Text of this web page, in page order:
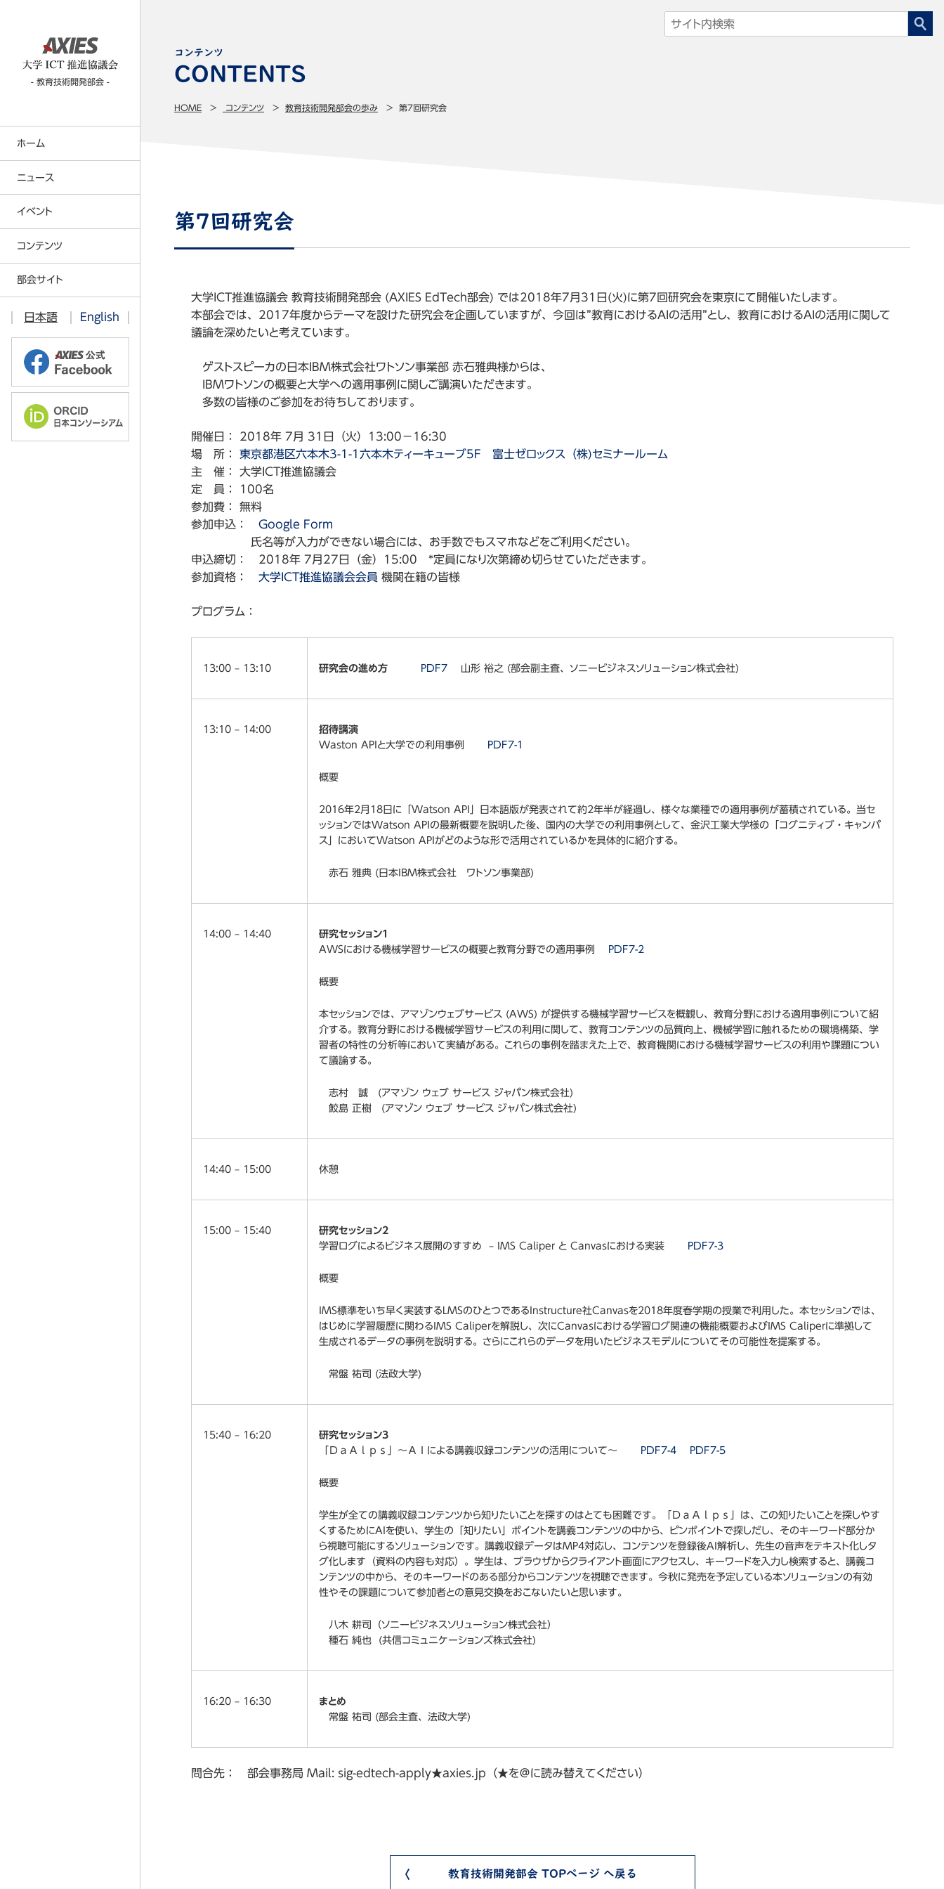
- 教育技術開発部会 -
ホーム
ニュース
2026年
イベント
2025年
2023年
2022年
2020年
コンテンツ
部会サイト
ITベンチマーキング部会
情報教育部会
学術・教育コンテンツ 共有流通部会
ソフトウェアライセンス部会
認証基盤部会
ICT利活用調査部会
教育技術開発部会
高品質・セキュリティICT部会
研究データマネジメント部会
日本語 English
コンテンツ
HOME コンテンツ 教育技術開発部会の歩み 第7回研究会
第7回研究会
大学ICT推進協議会 教育技術開発部会 (AXIES EdTech部会) では2018年7月31日(火)に第7回研究会を東京にて開催いたします。
本部会では、2017年度からテーマを設けた研究会を企画していますが、今回は”教育におけるAIの活用”とし、教育におけるAIの活用に関して
議論を深めたいと考えています。
ゲストスピーカの日本IBM株式会社ワトソン事業部 赤石雅典様からは、
IBMワトソンの概要と大学への適用事例に関しご講演いただきます。
多数の皆様のご参加をお待ちしております。
開催日： 2018年 7月 31日（火）13:00－16:30
場 所： 東京都港区六本木3-1-1六本木ティーキューブ5F 富士ゼロックス（株)セミナールーム
主 催： 大学ICT推進協議会
定 員： 100名
参加費： 無料
参加申込： Google Form
氏名等が入力ができない場合には、お手数でもスマホなどをご利用ください。
申込締切： 2018年 7月27日（金）15:00 *定員になり次第締め切らせていただきます。
参加資格： 大学ICT推進協議会会員 機関在籍の皆様
プログラム：
13:00 – 13:10 研究会の進め方 PDF7 山形 裕之 (部会副主査、ソニービジネスソリューション株式会社)
13:10 – 14:00
招待講演
Waston APIと大学での利用事例
PDF7-1
概要
2016年2月18日に「Watson API」日本語版が発表されて約2年半が経過し、様々な業種での適用事例が蓄積されている。当セ
ッションではWatson APIの最新概要を説明した後、国内の大学での利用事例として、金沢工業大学様の「コグニティブ・キャンパ
ス」においてWatson APIがどのような形で活用されているかを具体的に紹介する。
赤石 雅典 (日本IBM株式会社 ワトソン事業部)
14:00 – 14:40
研究セッション1
AWSにおける機械学習サービスの概要と教育分野での適用事例
PDF7-2
概要
本セッションでは、アマゾンウェブサービス (AWS) が提供する機械学習サービスを概観し、教育分野における適用事例について紹
介する。教育分野における機械学習サービスの利用に関して、教育コンテンツの品質向上、機械学習に触れるための環境構築、学
習者の特性の分析等において実績がある。これらの事例を踏まえた上で、教育機関における機械学習サービスの利用や課題につい
て議論する。
志村 誠 (アマゾン ウェブ サービス ジャパン株式会社)
鮫島 正樹 (アマゾン ウェブ サービス ジャパン株式会社)
14:40 – 15:00 休憩
15:00 – 15:40
研究セッション2
学習ログによるビジネス展開のすすめ – IMS Caliper と Canvasにおける実装
PDF7-3
概要
IMS標準をいち早く実装するLMSのひとつであるInstructure社Canvasを2018年度春学期の授業で利用した。本セッションでは、
はじめに学習履歴に関わるIMS Caliperを解説し、次にCanvasにおける学習ログ関連の機能概要およびIMS Caliperに準拠して
生成されるデータの事例を説明する。さらにこれらのデータを用いたビジネスモデルについてその可能性を提案する。
常盤 祐司 (法政大学)
15:40 – 16:20
研究セッション3
「ＤａＡｌｐｓ」～ＡＩによる講義収録コンテンツの活用について～
PDF7-4 PDF7-5
概要
学生が全ての講義収録コンテンツから知りたいことを探すのはとても困難です。「ＤａＡｌｐｓ」は、この知りたいことを探しやす
くするためにAIを使い、学生の「知りたい」ポイントを講義コンテンツの中から、ピンポイントで探しだし、そのキーワード部分か
ら視聴可能にするソリューションです。講義収録データはMP4対応し、コンテンツを登録後AI解析し、先生の音声をテキスト化しタ
グ化します（資料の内容も対応）。学生は、ブラウザからクライアント画面にアクセスし、キーワードを入力し検索すると、講義コ
ンテンツの中から、そのキーワードのある部分からコンテンツを視聴できます。今秋に発売を予定している本ソリューションの有効
性やその課題について参加者との意見交換をおこないたいと思います。
八木 耕司（ソニービジネスソリューション株式会社）
種石 純也 (共信コミュニケーションズ株式会社)
16:20 – 16:30
まとめ
常盤 祐司 (部会主査、法政大学)
問合先： 部会事務局 Mail: sig-edtech-apply★axies.jp（★を＠に読み替えてください）
教育技術開発部会 TOPページ へ戻る